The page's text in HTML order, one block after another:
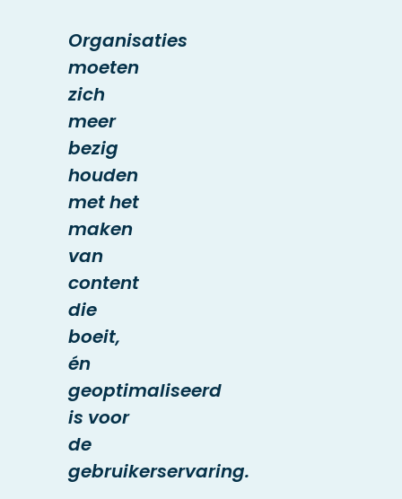
Organisaties
moeten
zich
meer
bezig
houden
met het
maken
van
content
die
boeit,
én
geoptimaliseerd
is voor
de
gebruikerservaring.